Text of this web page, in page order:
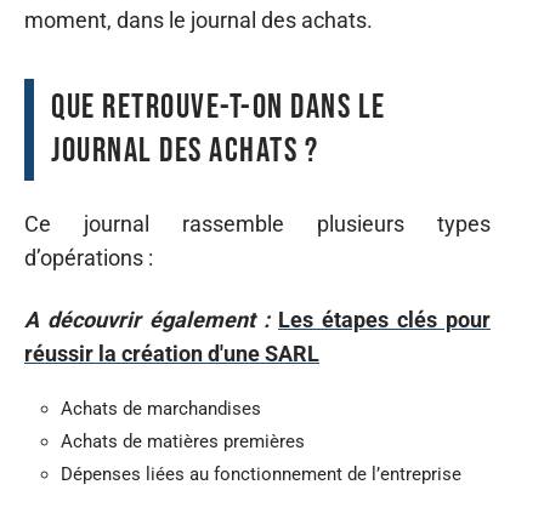
moment, dans le journal des achats.
Que retrouve-t-on dans le
journal des achats ?
Ce journal rassemble plusieurs types
d’opérations :
A découvrir également : Les étapes clés pour
réussir la création d'une SARL
Achats de marchandises
Achats de matières premières
Dépenses liées au fonctionnement de l’entreprise